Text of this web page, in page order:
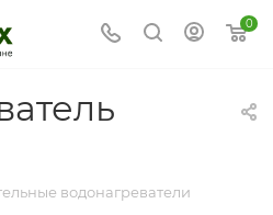
0
водонагреватели